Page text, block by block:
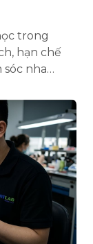
trong
hạn chế
nha